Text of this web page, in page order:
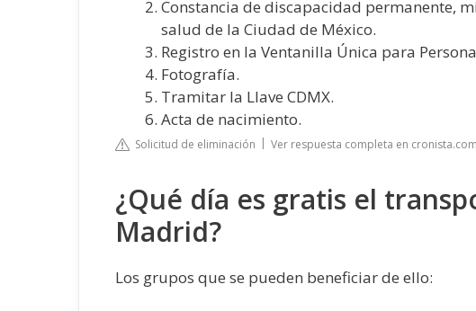
Constancia de discapacidad permanente,
salud de la Ciudad de México.
Registro en la Ventanilla Única para
Fotografía.
Tramitar la Llave CDMX.
Acta de nacimiento.
Solicitud de eliminación Ver respuesta completa en cronista.com
¿Qué día es gratis el
Madrid?
Los grupos que se pueden beneficiar de ello: